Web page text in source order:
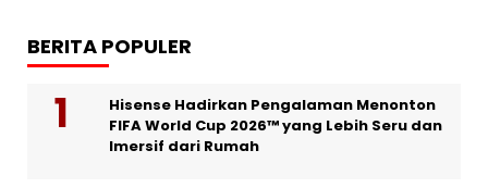
BERITA POPULER
Hisense Hadirkan Pengalaman Menonton
FIFA World Cup 2026™ yang Lebih Seru dan
Imersif dari Rumah